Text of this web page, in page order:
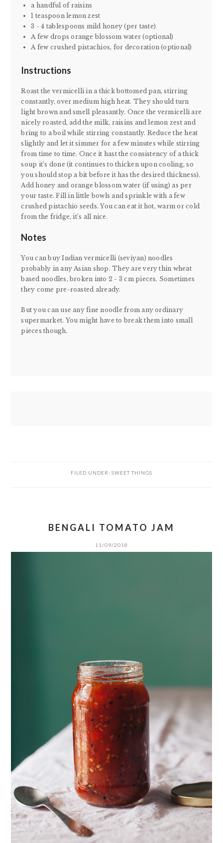
a handful of raisins
1 teaspoon lemon zest
3 - 4 tablespoons mild honey (per taste)
A few drops orange blossom water (optional)
A few crushed pistachios, for decoration (optional)
Instructions
Roast the vermicelli in a thick bottomed pan, stirring
constantly, over medium high heat. They should turn
light brown and smell pleasantly. Once the vermicelli are
nicely roasted, add the milk, raisins and lemon zest and
bring to a boil while stirring constantly. Reduce the heat
slightly and let it simmer for a few minutes while stirring
from time to time. Once it hast the consistency of a thick
soup it’s done (it continues to thicken upon cooling, so
you should stop a bit before it has the desired thickness).
Add honey and orange blossom water (if using) as per
your taste. Fill in little bowls and sprinkle with a few
crushed pistachio seeds. You can eat it hot, warm or cold
from the fridge, it’s all nice.
Notes
You can buy Indian vermicelli (seviyan) noodles
probably in any Asian shop. They are very thin wheat
based noodles, broken into 2 - 3 cm pieces. Sometimes
they come pre-roasted already.
But you can use any fine noodle from any ordinary
supermarket. You might have to break them into small
pieces though.
FILED UNDER: SWEET THINGS
BENGALI TOMATO JAM
11/09/2018